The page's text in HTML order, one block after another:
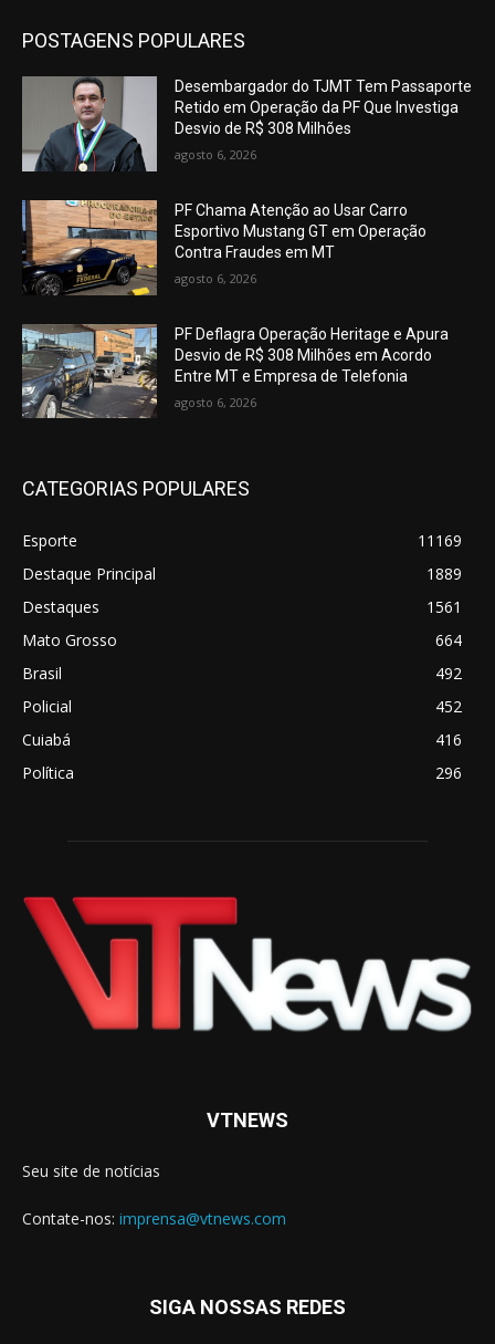
POSTAGENS POPULARES
Desembargador do TJMT Tem Passaporte
Retido em Operação da PF Que Investiga
Desvio de R$ 308 Milhões
agosto 6, 2026
PF Chama Atenção ao Usar Carro
Esportivo Mustang GT em Operação
Contra Fraudes em MT
agosto 6, 2026
PF Deflagra Operação Heritage e Apura
Desvio de R$ 308 Milhões em Acordo
Entre MT e Empresa de Telefonia
agosto 6, 2026
CATEGORIAS POPULARES
Esporte
11169
Destaque Principal
1889
Destaques
1561
Mato Grosso
664
Brasil
492
Policial
452
Cuiabá
416
Política
296
VTNEWS
Seu site de notícias
Contate-nos: imprensa@vtnews.com
SIGA NOSSAS REDES